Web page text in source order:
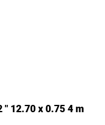
" 12.70 x 0.75 4 m